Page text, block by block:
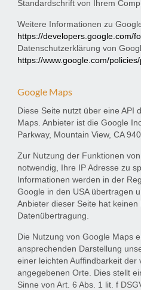
Standardschrift von Ihrem
Weitere Informationen zu
https://developers.google.com/
Datenschutzerklärung von
https://www.google.com/
Google Maps
Diese Seite nutzt über eine API
Maps. Anbieter ist die Google
Parkway, Mountain View, CA
Zur Nutzung der Funktionen
notwendig, Ihre IP Adresse zu
Informationen werden in der
Google in den USA übertragen
Anbieter dieser Seite hat keinen
Datenübertragung.
Die Nutzung von Google Maps
ansprechenden Darstellung
einer leichten Auffindbarkeit der
angegebenen Orte. Dies stellt
Sinne von Art. 6 Abs. 1 lit. f